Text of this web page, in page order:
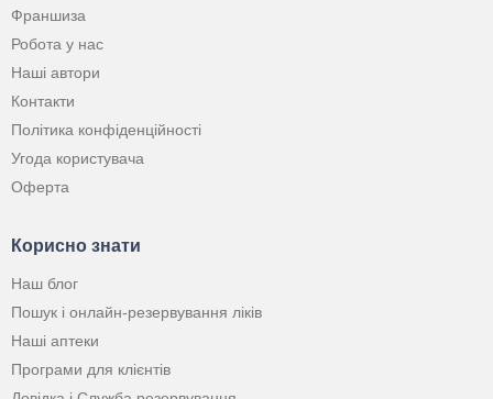
Франшиза
Робота у нас
Наші автори
Контакти
Політика конфіденційності
Угода користувача
Оферта
Корисно знати
Наш блог
Пошук і онлайн-резервування ліків
Наші аптеки
Програми для клієнтів